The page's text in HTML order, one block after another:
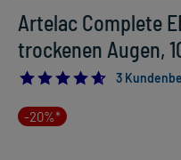
Artelac Complete
trockenen Augen,
3
-20%*